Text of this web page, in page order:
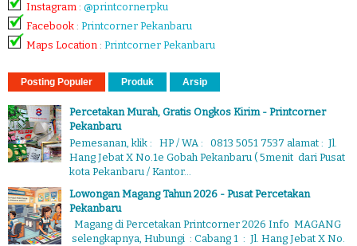
Instagram : @printcornerpku
Facebook : Printcorner Pekanbaru
Maps Location : Printcorner Pekanbaru
Posting Populer Produk Arsip
Percetakan Murah, Gratis Ongkos Kirim - Printcorner
Pekanbaru
Pemesanan, klik : HP / WA : 0813 5051 7537 alamat : Jl.
Hang Jebat X No.1e Gobah Pekanbaru ( 5menit dari Pusat
kota Pekanbaru / Kantor...
Lowongan Magang Tahun 2026 - Pusat Percetakan
Pekanbaru
Magang di Percetakan Printcorner 2026 Info MAGANG
selengkapnya, Hubungi : Cabang 1 : Jl. Hang Jebat X No.